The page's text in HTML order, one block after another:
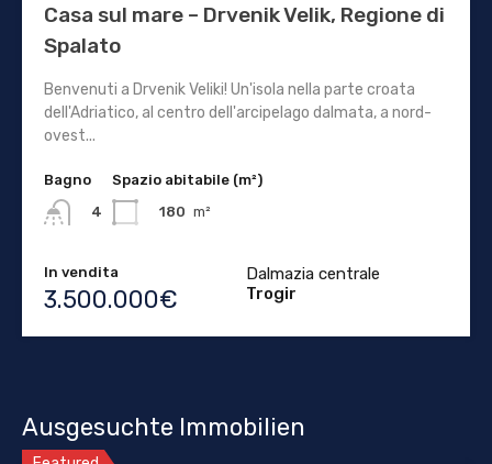
Casa sul mare – Drvenik Velik, Regione di
Spalato
Benvenuti a Drvenik Veliki! Un'isola nella parte croata
dell'Adriatico, al centro dell'arcipelago dalmata, a nord-
ovest...
Bagno
4
Spazio abitabile (m²)
180 m²
In vendita
3.500.000€
Dalmazia centrale
Trogir
Ausgesuchte Immobilien